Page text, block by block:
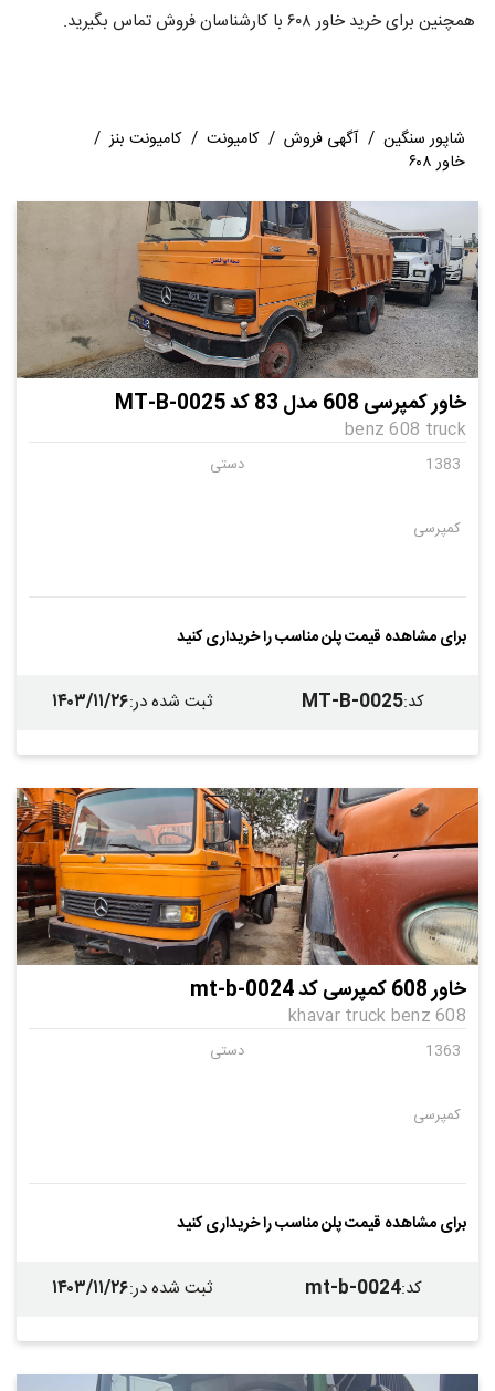
همچنین برای خرید خاور ۶۰۸ با کارشناسان فروش تماس بگیرید.
شاپور سنگین / آگهی فروش / کامیونت / کامیونت بنز /
خاور ۶۰۸
خاور کمپرسی 608 مدل 83 کد MT-B-0025
benz 608 truck
1383 دستی
کمپرسی
برای مشاهده قیمت پلن مناسب را خریداری کنید
کد:
MT-B-0025 ثبت شده در:۱۴۰۳/۱۱/۲۶
خاور 608 کمپرسی کد mt-b-0024
khavar truck benz 608
1363 دستی
کمپرسی
برای مشاهده قیمت پلن مناسب را خریداری کنید
کد:
mt-b-0024 ثبت شده در:۱۴۰۳/۱۱/۲۶